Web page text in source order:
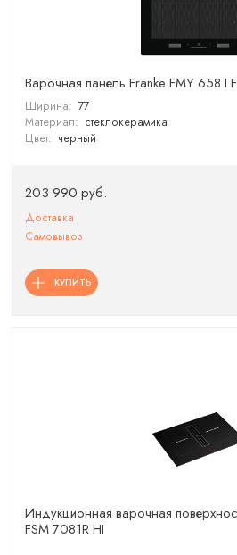
Варочная панель Franke FMY 658 I
Ширина: 77
Материал: стеклокерамика
Цвет: черный
203 990 руб.
Доставка
Самовывоз
КУПИТЬ
Индукционная варочная
FSM 7081R HI